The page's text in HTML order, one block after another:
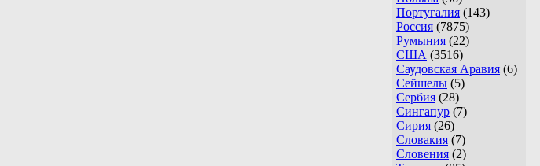
Португалия (143)
Россия (7875)
Румыния (22)
США (3516)
Саудовская Аравия (6)
Сейшелы (5)
Сербия (28)
Сингапур (7)
Сирия (26)
Словакия (7)
Словения (2)